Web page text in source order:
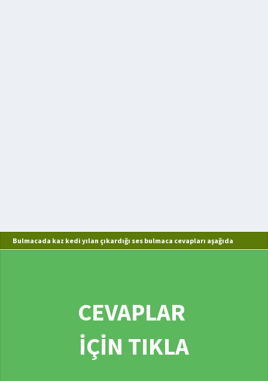
Bulmacada kaz kedi yılan çıkardığı ses bulmaca cevapları aşağıda
CEVAPLAR
İÇİN TIKLA